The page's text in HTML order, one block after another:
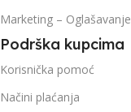
Marketing – Oglašavanje
Podrška kupcima
Korisnička pomoć
Načini plaćanja